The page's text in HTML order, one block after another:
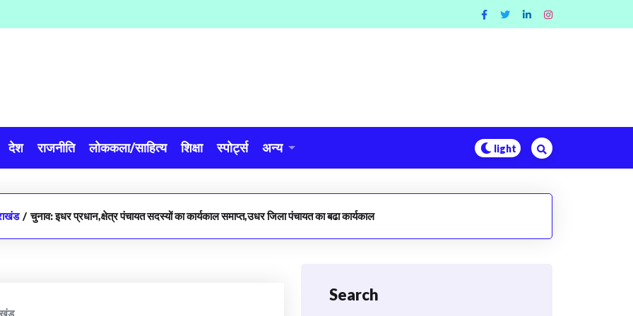
देश राजनीति लोककला/साहित्य शिक्षा स्पोर्ट्स अन्य
/ चुनाव: इधर प्रधान,क्षेत्र पंचायत सदस्यों का कार्यकाल समाप्त,उधर जिला पंचायत का बढा कार्यकाल
Search